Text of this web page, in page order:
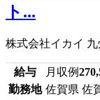
ト...
株式会社イカイ
給与 月収例
勤務地 佐賀県 佐